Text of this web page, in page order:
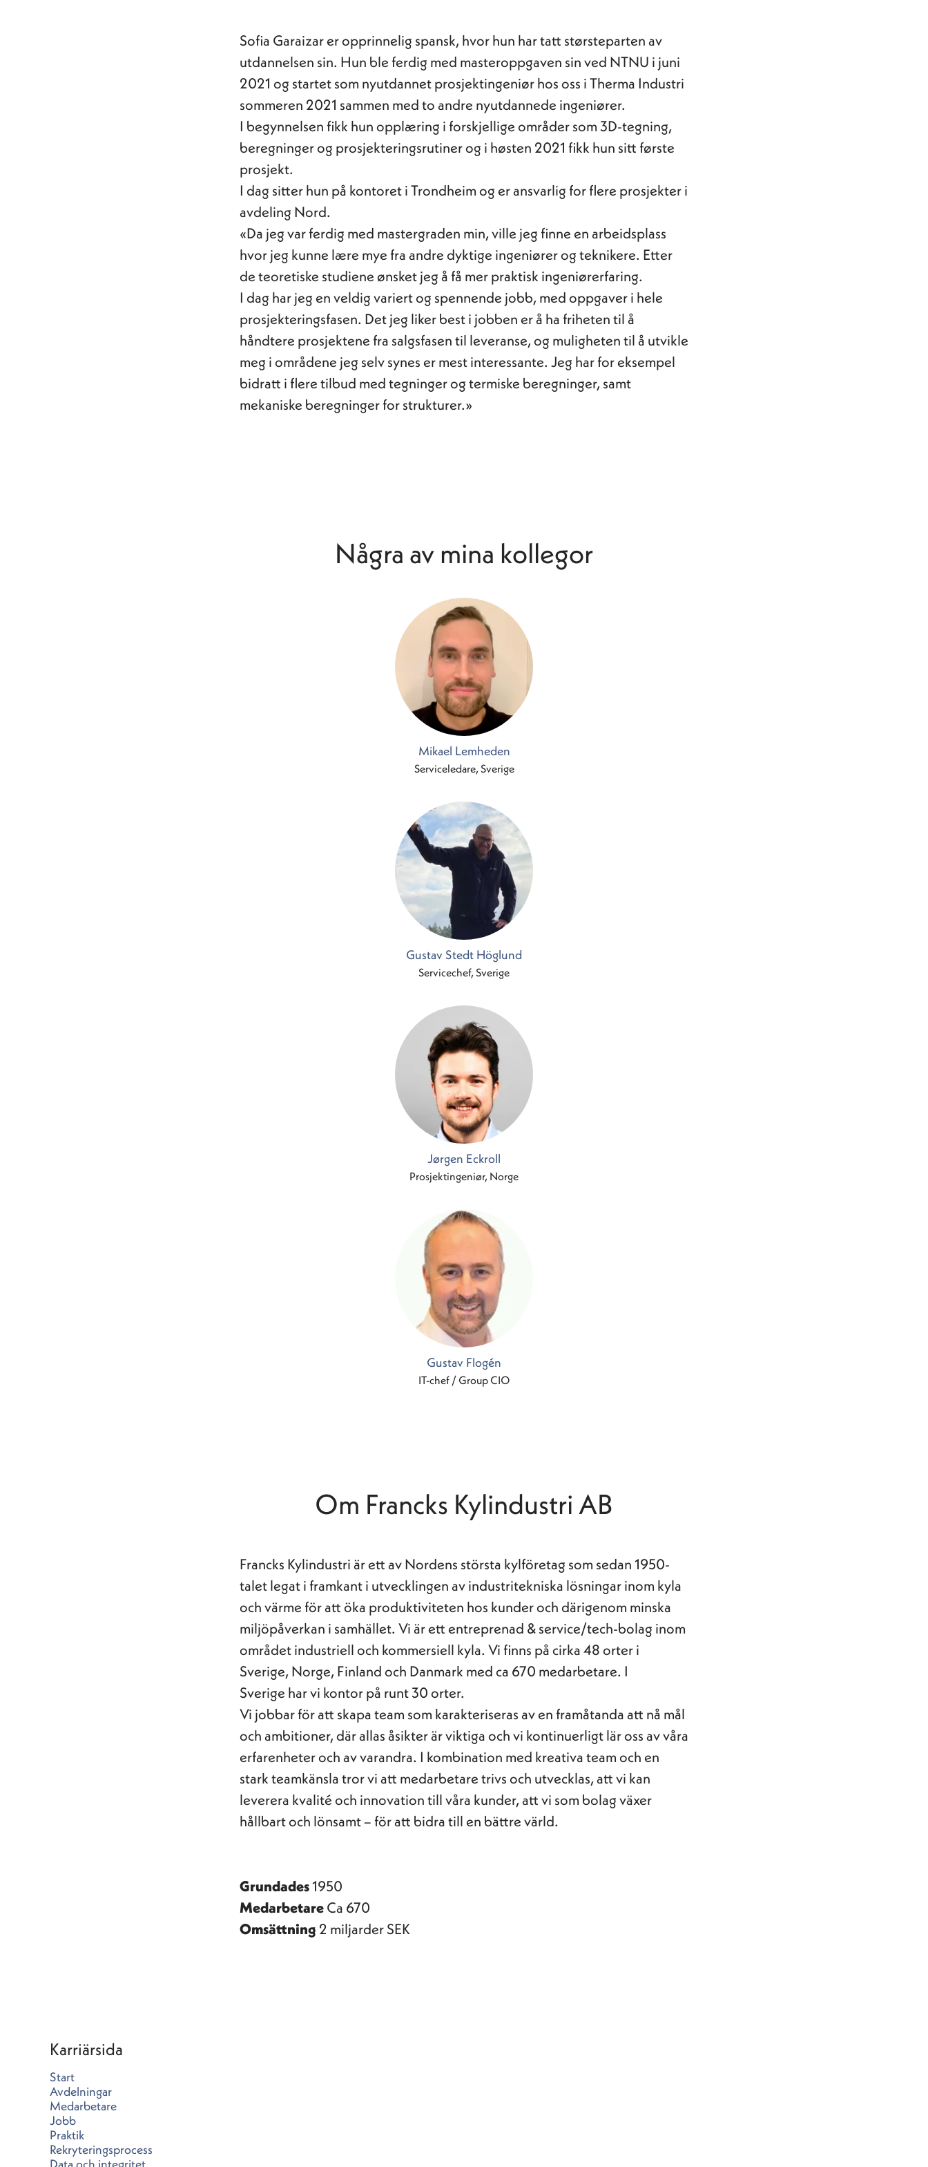
Sofia Garaizar er opprinnelig spansk, hvor hun har tatt størsteparten av
utdannelsen sin. Hun ble ferdig med masteroppgaven sin ved NTNU i juni
2021 og startet som nyutdannet prosjektingeniør hos oss i Therma Industri
sommeren 2021 sammen med to andre nyutdannede ingeniører.
I begynnelsen fikk hun opplæring i forskjellige områder som 3D-tegning,
beregninger og prosjekteringsrutiner og i høsten 2021 fikk hun sitt første
prosjekt.
I dag sitter hun på kontoret i Trondheim og er ansvarlig for flere prosjekter i
avdeling Nord.
«Da jeg var ferdig med mastergraden min, ville jeg finne en arbeidsplass
hvor jeg kunne lære mye fra andre dyktige ingeniører og teknikere. Etter
de teoretiske studiene ønsket jeg å få mer praktisk ingeniørerfaring.
I dag har jeg en veldig variert og spennende jobb, med oppgaver i hele
prosjekteringsfasen. Det jeg liker best i jobben er å ha friheten til å
håndtere prosjektene fra salgsfasen til leveranse, og muligheten til å utvikle
meg i områdene jeg selv synes er mest interessante. Jeg har for eksempel
bidratt i flere tilbud med tegninger og termiske beregninger, samt
mekaniske beregninger for strukturer.»
Några av mina kollegor
Mikael Lemheden
Serviceledare, Sverige
Gustav Stedt Höglund
Servicechef, Sverige
Jørgen Eckroll
Prosjektingeniør, Norge
Gustav Flogén
IT-chef / Group CIO
Om Francks Kylindustri AB
Francks Kylindustri är ett av Nordens största kylföretag som sedan 1950-
talet legat i framkant i utvecklingen av industritekniska lösningar inom kyla
och värme för att öka produktiviteten hos kunder och därigenom minska
miljöpåverkan i samhället. Vi är ett entreprenad & service/tech-bolag inom
området industriell och kommersiell kyla. Vi finns på cirka 48 orter i
Sverige, Norge, Finland och Danmark med ca 670 medarbetare. I
Sverige har vi kontor på runt 30 orter.
Vi jobbar för att skapa team som karakteriseras av en framåtanda att nå mål
och ambitioner, där allas åsikter är viktiga och vi kontinuerligt lär oss av våra
erfarenheter och av varandra. I kombination med kreativa team och en
stark teamkänsla tror vi att medarbetare trivs och utvecklas, att vi kan
leverera kvalité och innovation till våra kunder, att vi som bolag växer
hållbart och lönsamt – för att bidra till en bättre värld.
Grundades1950
MedarbetareCa 670
Omsättning 2 miljarder SEK
Karriärsida
Start
Avdelningar
Medarbetare
Jobb
Praktik
Rekryteringsprocess